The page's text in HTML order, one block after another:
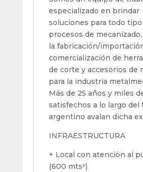
especializado en brindar
soluciones para todo tipo
procesos de
la fabricación/
comercialización de
de corte y accesorios de
para la industria
Más de 25 años y miles
satisfechos a lo largo
argentino avalan dicha
INFRAESTRUCTURA
+ Local con atención al
(600 mts²)